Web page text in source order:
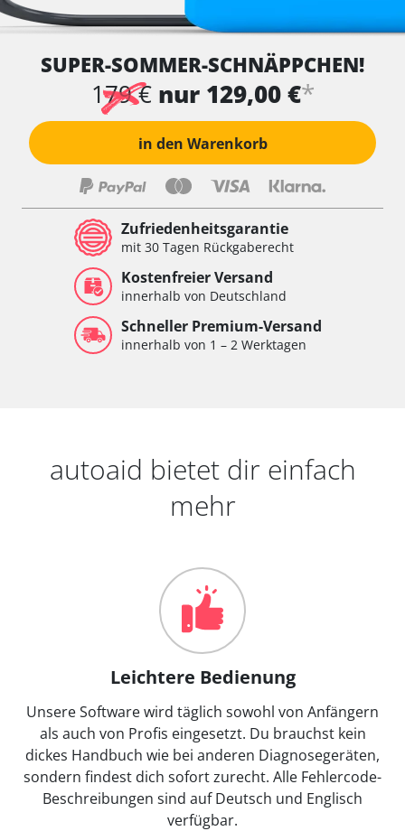
SUPER-SOMMER-SCHNÄPPCHEN!
179 € nur 129,00 €*
in den Warenkorb
Zufriedenheitsgarantie
mit 30 Tagen Rückgaberecht
Kostenfreier Versand
innerhalb von Deutschland
Schneller Premium-Versand
innerhalb von 1 – 2 Werktagen
autoaid bietet dir einfach
mehr
Leichtere Bedienung
Unsere Software wird täglich sowohl von Anfängern
als auch von Profis eingesetzt. Du brauchst kein
dickes Handbuch wie bei anderen Diagnosegeräten,
sondern findest dich sofort zurecht. Alle Fehlercode-
Beschreibungen sind auf Deutsch und Englisch
verfügbar.